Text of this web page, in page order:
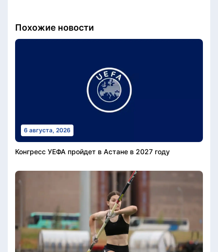
Похожие новости
6 августа, 2026
Конгресс УЕФА пройдет в Астане в 2027 году